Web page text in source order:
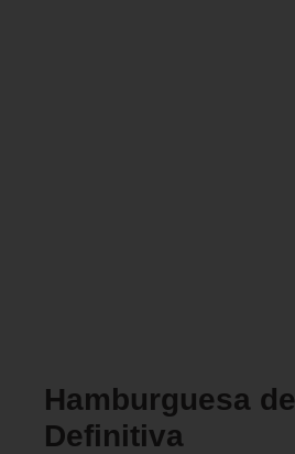
Hamburguesa
Definitiva